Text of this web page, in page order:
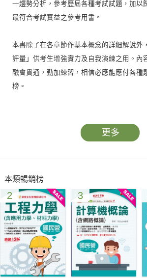
一趨勢分析，參考歷屆各種考試試題，加以
最符合考試實益之參考用書。
本書除了在各章節作基本概念的詳細解說外
評量」供考生增強實力及自我演練之用。內
融會貫通，勤加練習，相信必應能應付各種
榜。
考題題型及考試方向。只要您多加演練，必
到事半功倍的效果，順利拿到高分。
考場！
更多
本類暢銷榜
2 3